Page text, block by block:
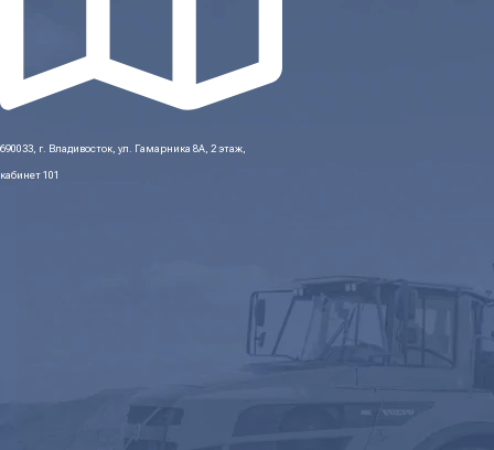
690033, г. Владивосток, ул. Гамарника 8А, 2 этаж,
кабинет 101